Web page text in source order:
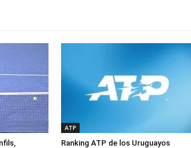
ATP
Ranking ATP de los Uruguayos